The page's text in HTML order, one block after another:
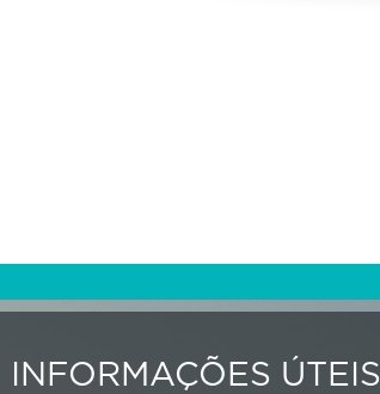
INFORMAÇÕES ÚTEIS